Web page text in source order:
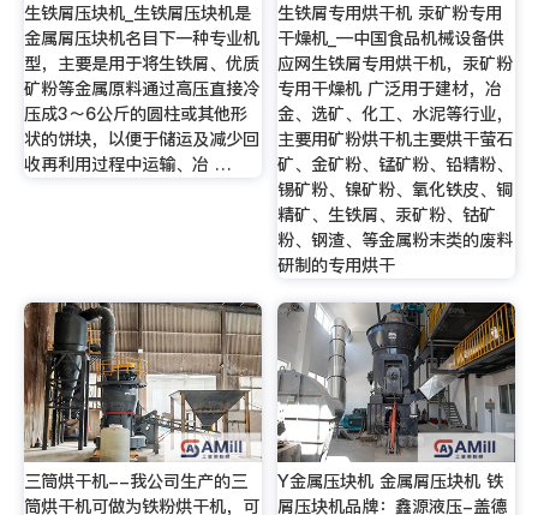
生铁屑压块机_生铁屑压块机是
金属屑压块机名目下一种专业机
型，主要是用于将生铁屑、优质
矿粉等金属原料通过高压直接冷
压成3～6公斤的圆柱或其他形
状的饼块，以便于储运及减少回
收再利用过程中运输、冶 …
生铁屑专用烘干机 汞矿粉专用
干燥机_—中国食品机械设备供
应网生铁屑专用烘干机，汞矿粉
专用干燥机 广泛用于建材，冶
金、选矿、化工、水泥等行业，
主要用矿粉烘干机主要烘干萤石
矿、金矿粉、锰矿粉、铅精粉、
锡矿粉、镍矿粉、氧化铁皮、铜
精矿、生铁屑、汞矿粉、钴矿
粉、钢渣、等金属粉末类的废料
研制的专用烘干
三筒烘干机--我公司生产的三
筒烘干机可做为铁粉烘干机，可
Y金属压块机 金属屑压块机 铁
屑压块机品牌：鑫源液压-盖德